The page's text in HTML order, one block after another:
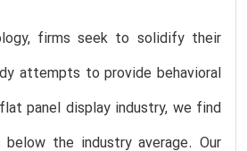
firms seek to solidify their
attempts to provide behavioral
panel display industry, we find
the industry average. Our